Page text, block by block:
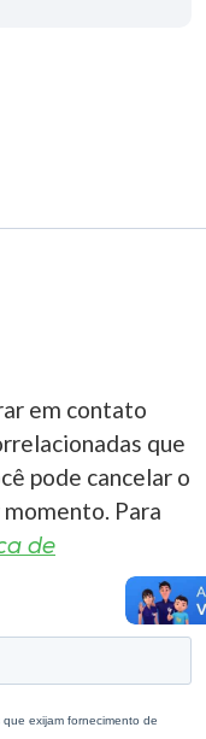
em contato
que
pode cancelar o
Para
de